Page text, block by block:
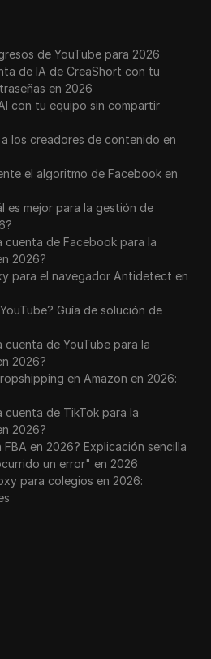
de YouTube para 2026
de IA de CreaShort con tu
en 2026
con tu equipo sin compartir
los creadores de contenido en
el algoritmo de Facebook en
es mejor para la gestión de
cuenta de Facebook para la
2026?
para el navegador Antidetect en
Guía de solución de
cuenta de YouTube para la
2026?
en Amazon en 2026:
cuenta de TikTok para la
2026?
en 2026? Explicación sencilla
un error" en 2026
para colegios en 2026: